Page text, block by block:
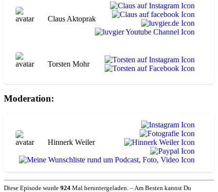
Claus Aktoprak
Torsten Mohr
Moderation:
Hinnerk Weiler
Diese Episode wurde 924 Mal heruntergeladen. – Am Besten kannst Du